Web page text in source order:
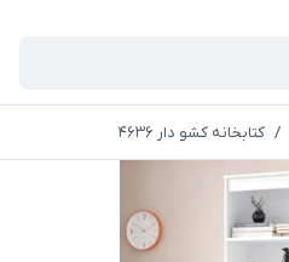
/ کتابخانه کشو دار ۴۶۳۶